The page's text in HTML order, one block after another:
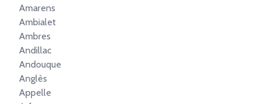
Amarens
Ambialet
Ambres
Andillac
Andouque
Anglès
Appelle